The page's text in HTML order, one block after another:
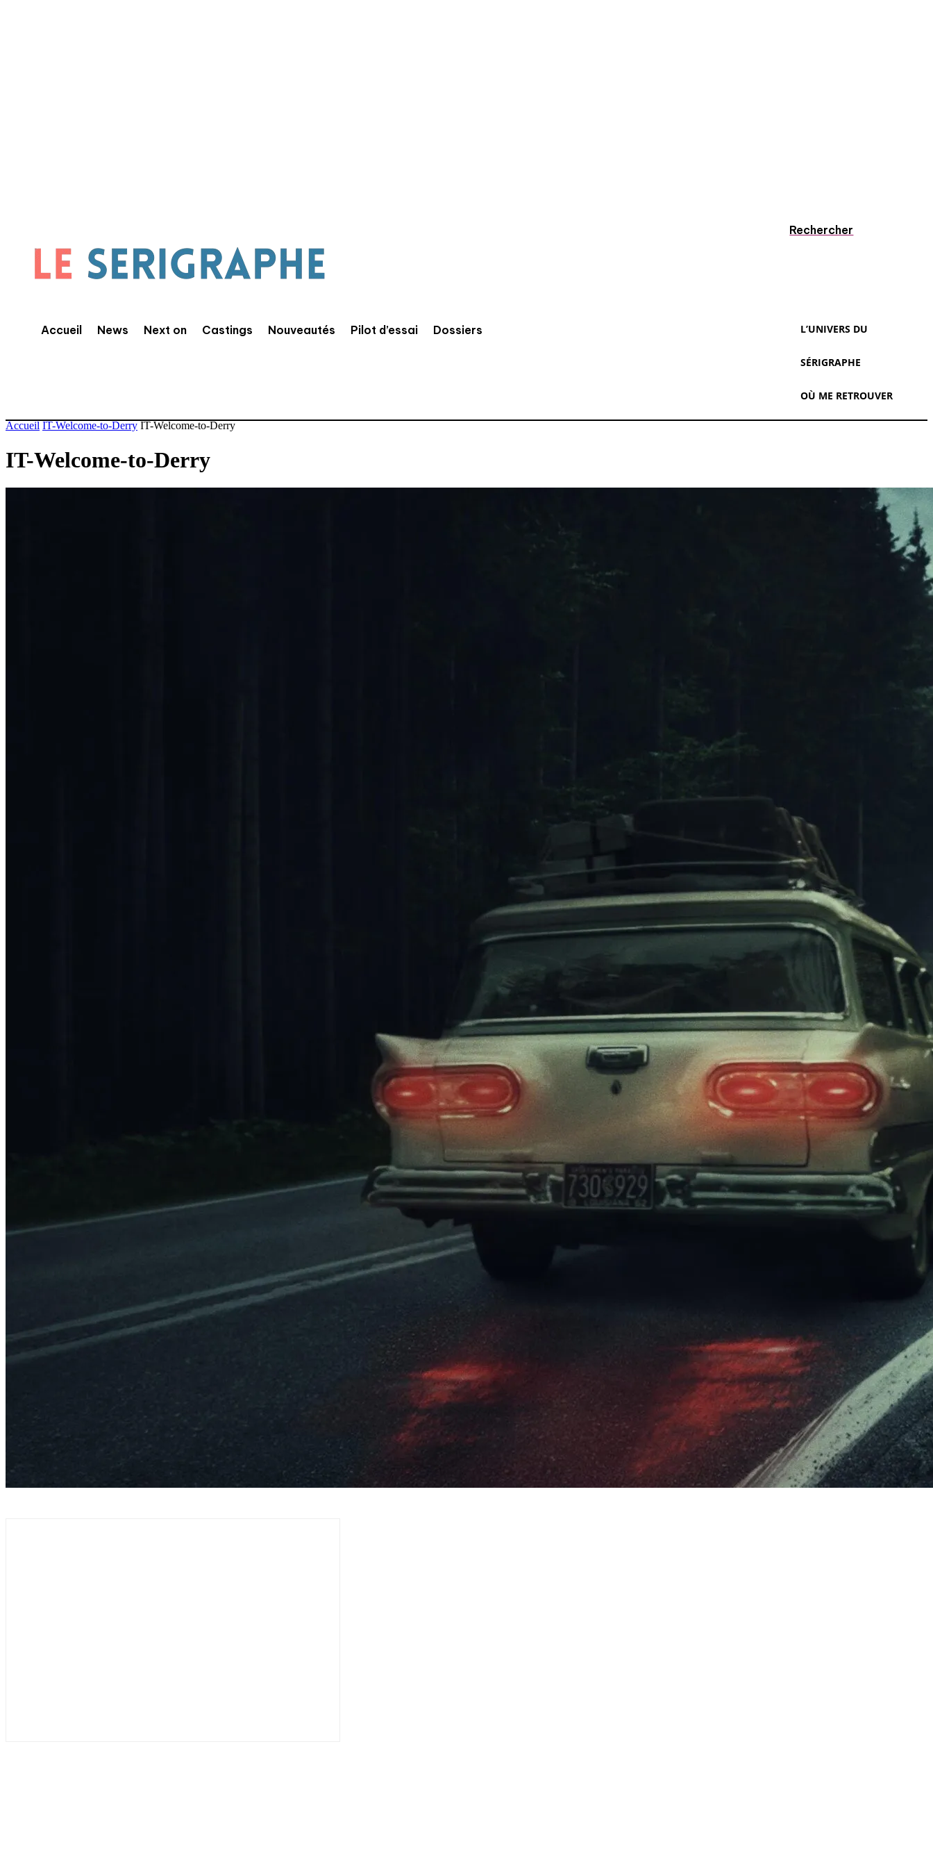
Accueil News Next on Castings Nouveautés Pilot d’essai Dossiers
Rechercher
L’UNIVERS DU
SÉRIGRAPHE
OÙ ME RETROUVER
Accueil IT-Welcome-to-Derry IT-Welcome-to-Derry
IT-Welcome-to-Derry